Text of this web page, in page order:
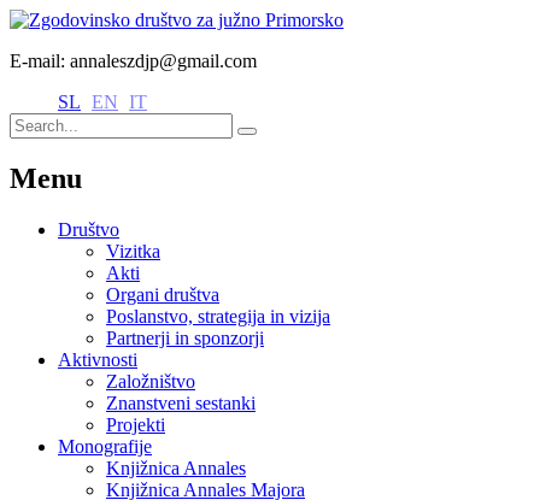
E-mail: annaleszdjp@gmail.com
SL EN IT
Menu
Društvo
Vizitka
Akti
Organi društva
Poslanstvo, strategija in vizija
Partnerji in sponzorji
Aktivnosti
Založništvo
Znanstveni sestanki
Projekti
Monografije
Knjižnica Annales
Knjižnica Annales Majora